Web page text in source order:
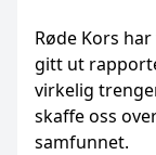
Røde Kors
gitt ut
virkelig
skaffe oss
samfunnet.